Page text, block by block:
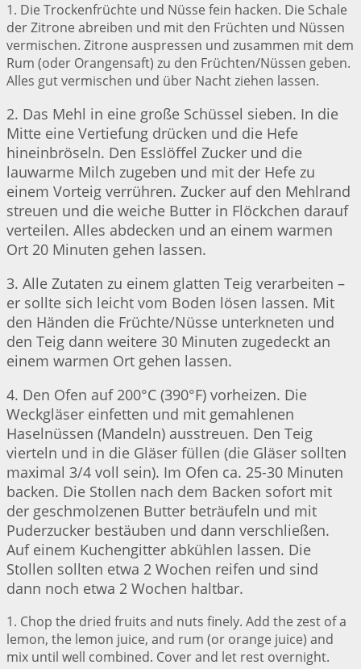
1. Die Trockenfrüchte und Nüsse fein hacken. Die Schale
der Zitrone abreiben und mit den Früchten und Nüssen
vermischen. Zitrone auspressen und zusammen mit dem
Rum (oder Orangensaft) zu den Früchten/Nüssen geben.
Alles gut vermischen und über Nacht ziehen lassen.
2. Das Mehl in eine große Schüssel sieben. In die
Mitte eine Vertiefung drücken und die Hefe
hineinbröseln. Den Esslöffel Zucker und die
lauwarme Milch zugeben und mit der Hefe zu
einem Vorteig verrühren. Zucker auf den Mehlrand
streuen und die weiche Butter in Flöckchen darauf
verteilen. Alles abdecken und an einem warmen
Ort 20 Minuten gehen lassen.
3. Alle Zutaten zu einem glatten Teig verarbeiten –
er sollte sich leicht vom Boden lösen lassen. Mit
den Händen die Früchte/Nüsse unterkneten und
den Teig dann weitere 30 Minuten zugedeckt an
einem warmen Ort gehen lassen.
4. Den Ofen auf 200°C (390°F) vorheizen. Die
Weckgläser einfetten und mit gemahlenen
Haselnüssen (Mandeln) ausstreuen. Den Teig
vierteln und in die Gläser füllen (die Gläser sollten
maximal 3/4 voll sein). Im Ofen ca. 25-30 Minuten
backen. Die Stollen nach dem Backen sofort mit
der geschmolzenen Butter beträufeln und mit
Puderzucker bestäuben und dann verschließen.
Auf einem Kuchengitter abkühlen lassen. Die
Stollen sollten etwa 2 Wochen reifen und sind
dann noch etwa 2 Wochen haltbar.
1. Chop the dried fruits and nuts finely. Add the zest of a
lemon, the lemon juice, and rum (or orange juice) and
mix until well combined. Cover and let rest overnight.